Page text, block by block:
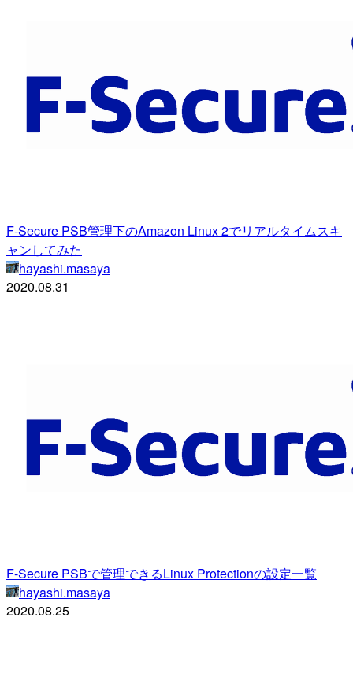
F-Secure PSB管理下のAmazon Linux 2でリアルタイムスキ
ャンしてみた
hayashi.masaya
2020.08.31
F-Secure PSBで管理できるLinux Protectionの設定一覧
hayashi.masaya
2020.08.25